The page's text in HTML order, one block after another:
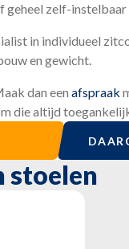
geheel zelf-
in individueel
en gewicht.
dan een afspraak
die altijd
stoelen